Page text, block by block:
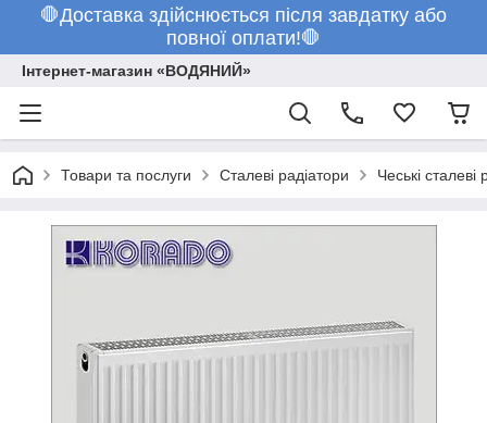
🛑Доставка здійснюється після завдатку або
повної оплати!🛑
Інтернет-магазин «ВОДЯНИЙ»
Товари та послуги Сталеві радіатори Чеські